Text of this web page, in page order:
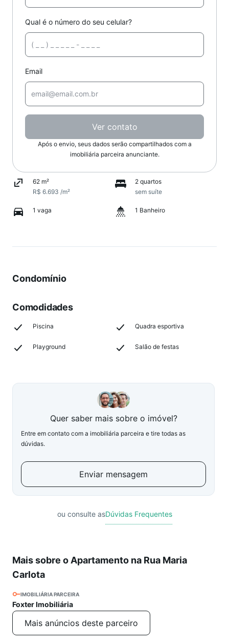
Qual é o número do seu celular?
Email
Ver contato
Após o envio, seus dados serão compartilhados com a
imobiliária parceira anunciante.
62 m²
R$ 6.693 /m²
2 quartos
sem suíte
1 vaga 1 Banheiro
Condomínio
Comodidades
Piscina Quadra esportiva
Playground Salão de festas
Quer saber mais sobre o imóvel?
Entre em contato com a imobiliária parceira e tire todas as
dúvidas.
Enviar mensagem
ou consulte asDúvidas Frequentes
Mais sobre o Apartamento na Rua Maria
Carlota
IMOBILIÁRIA PARCEIRA
Foxter Imobiliária
Mais anúncios deste parceiro